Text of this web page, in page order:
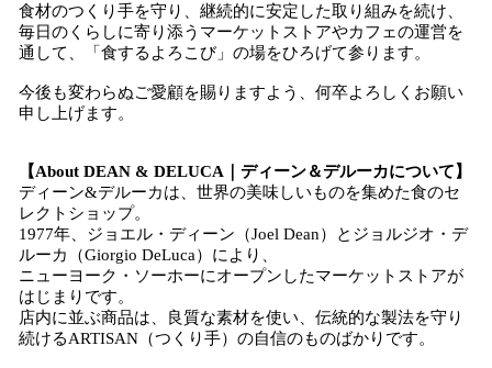
食材のつくり手を守り、継続的に安定した取り組みを続け、
毎日のくらしに寄り添うマーケットストアやカフェの運営を
通して、「食するよろこび」の場をひろげて参ります。
今後も変わらぬご愛顧を賜りますよう、何卒よろしくお願い
申し上げます。
【About DEAN & DELUCA｜ディーン＆デルーカについて】
ディーン&デルーカは、世界の美味しいものを集めた食のセ
レクトショップ。
1977年、ジョエル・ディーン（Joel Dean）とジョルジオ・デ
ルーカ（Giorgio DeLuca）により、
ニューヨーク・ソーホーにオープンしたマーケットストアが
はじまりです。
店内に並ぶ商品は、良質な素材を使い、伝統的な製法を守り
続けるARTISAN（つくり手）の自信のものばかりです。